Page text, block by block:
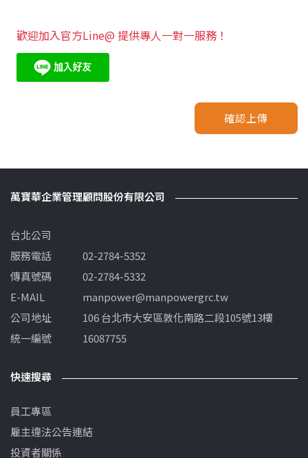
歡迎加入官方Line@ 提供專人一對一服務！
確認上傳
萬寶華企業管理顧問股份有限公司
台北公司
服務電話
02-2784-5352
傳真號碼
02-2784-5332
E-MAIL
manpower@manpowergrc.tw
公司地址
106 台北市大安區敦化南路二段105號13樓
統一編號
16087755
快速搜尋
員工專區
雇主違法公告連結
投資者關係